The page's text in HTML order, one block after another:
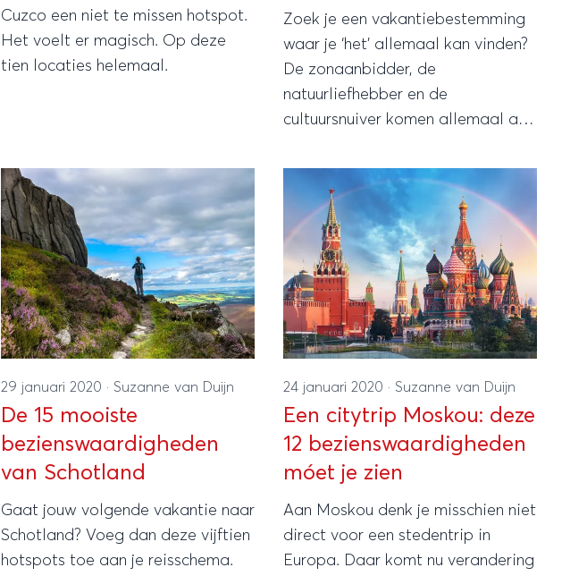
Cuzco een niet te missen hotspot.
Het voelt er magisch. Op deze
tien locaties helemaal.
Zoek je een vakantiebestemming
waar je ‘het’ allemaal kan vinden?
De zonaanbidder, de
natuurliefhebber en de
cultuursnuiver komen allemaal aan
Gambia. Hier een aantal
aanraders!
29 januari 2020 · Suzanne van Duijn
De 15 mooiste
bezienswaardigheden
van Schotland
Gaat jouw volgende vakantie naar
Schotland? Voeg dan deze vijftien
hotspots toe aan je reisschema.
24 januari 2020 · Suzanne van Duijn
Een citytrip Moskou: deze
12 bezienswaardigheden
móet je zien
Aan Moskou denk je misschien niet
direct voor een stedentrip in
Europa. Daar komt nu verandering